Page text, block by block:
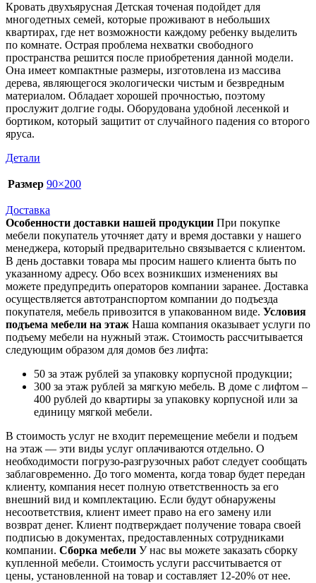
Кровать двухъярусная Детская точеная подойдет для
многодетных семей, которые проживают в небольших
квартирах, где нет возможности каждому ребенку выделить
по комнате. Острая проблема нехватки свободного
пространства решится после приобретения данной модели.
Она имеет компактные размеры, изготовлена из массива
дерева, являющегося экологически чистым и безвредным
материалом. Обладает хорошей прочностью, поэтому
прослужит долгие годы. Оборудована удобной лесенкой и
бортиком, который защитит от случайного падения со второго
яруса.
Детали
Размер 90×200
Доставка
Особенности доставки нашей продукции При покупке
мебели покупатель уточняет дату и время доставки у нашего
менеджера, который предварительно связывается с клиентом.
В день доставки товара мы просим нашего клиента быть по
указанному адресу. Обо всех возникших изменениях вы
можете предупредить операторов компании заранее. Доставка
осуществляется автотранспортом компании до подъезда
покупателя, мебель привозится в упакованном виде. Условия
подъема мебели на этаж Наша компания оказывает услуги по
подъему мебели на нужный этаж. Стоимость рассчитывается
следующим образом для домов без лифта:
50 за этаж рублей за упаковку корпусной продукции;
300 за этаж рублей за мягкую мебель. В доме с лифтом –
400 рублей до квартиры за упаковку корпусной или за
единицу мягкой мебели.
В стоимость услуг не входит перемещение мебели и подъем
на этаж — эти виды услуг оплачиваются отдельно. О
необходимости погрузо-разгрузочных работ следует сообщать
заблаговременно. До того момента, когда товар будет передан
клиенту, компания несет полную ответственность за его
внешний вид и комплектацию. Если будут обнаружены
несоответствия, клиент имеет право на его замену или
возврат денег. Клиент подтверждает получение товара своей
подписью в документах, предоставленных сотрудниками
компании. Сборка мебели У нас вы можете заказать сборку
купленной мебели. Стоимость услуги рассчитывается от
цены, установленной на товар и составляет 12-20% от нее.